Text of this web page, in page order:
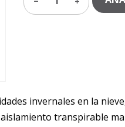
invernales en la
transpirable